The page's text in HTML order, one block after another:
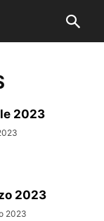
2023
2023
2023